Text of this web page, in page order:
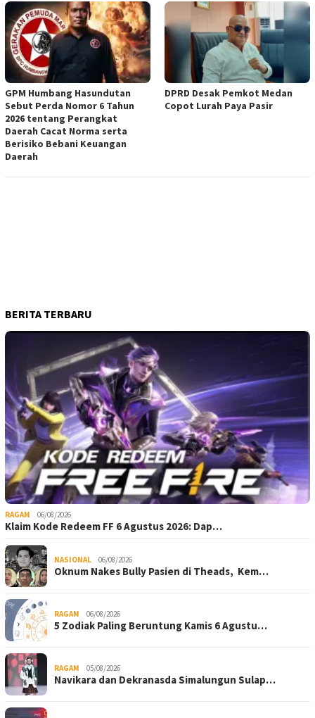
GPM Humbang Hasundutan
Sebut Perda Nomor 6 Tahun
2026 tentang Perangkat
Daerah Cacat Norma serta
Berisiko Bebani Keuangan
Daerah
DPRD Desak Pemkot Medan
Copot Lurah Paya Pasir
BERITA TERBARU
RAGAM 06/08/2026
Klaim Kode Redeem FF 6 Agustus 2026: Dap…
NASIONAL 06/08/2026
Oknum Nakes Bully Pasien di Theads, Kem…
RAGAM 06/08/2026
5 Zodiak Paling Beruntung Kamis 6 Agustu…
RAGAM 05/08/2026
Navikara dan Dekranasda Simalungun Sulap…